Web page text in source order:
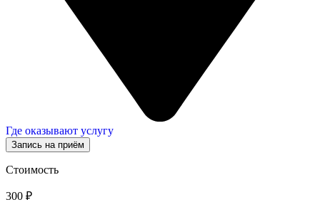
Где оказывают услугу
Запись на приём
Стоимость
300 ₽